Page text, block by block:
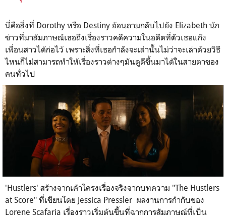
นี่คือสิ่งที่ Dorothy หรือ Destiny ย้อนถามกลับไปยัง Elizabeth นัก
ข่าวที่มาสัมภาษณ์เธอถึงเรื่องราวคดีความในอดีตที่ตัวเธอแก๊ง
เพื่อนสาวได้ก่อไว้ เพราะสิ่งที่เธอกำลังจะเล่านั้นไม่ว่าจะเล่าด้วยวิธี
ไหนก็ไม่สามารถทำให้เรื่องราวต่างๆมันดูดีขึ้นมาได้ในสายตาของ
คนทั่วไป
'Hustlers' สร้างจากเค้าโครงเรื่องจริงจากบทความ "The Hustlers
at Score" ที่เขียนโดย Jessica Pressler ผลงานการกำกับของ
Lorene Scafaria เรื่องราวเริ่มต้นขึ้นที่ฉากการสัมภาษณ์ที่เป็น